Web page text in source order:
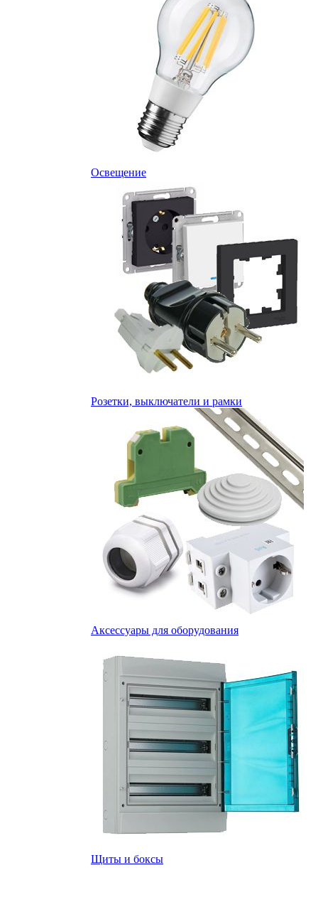
Освещение
Розетки, выключатели и рамки
Аксессуары для оборудования
Щиты и боксы